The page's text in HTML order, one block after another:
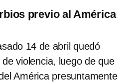
previo al América
14 de abril quedó
violencia, luego de que
América presuntamente